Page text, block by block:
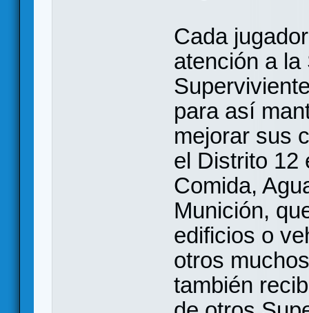
Cada
atención a
para así
mejorar sus
el Distrito 12
Comida,
Munición,
edificios o
otros
también